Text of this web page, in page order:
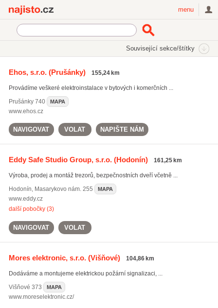
menu
Související sekce/štítky
bezpečnostní kamery(1337)
ochrana majetku (1126)
Ehos, s.r.o.(Prušánky) 155,24 km
Provádíme veškeré elektroinstalace v bytových i komerčních ...
Prušánky740 MAPA
www.ehos.cz
NAVIGOVAT VOLAT NAPIŠTE NÁM
Eddy Safe Studio Group, s.r.o.(Hodonín) 161,25 km
Výroba, prodej a montáž trezorů, bezpečnostních dveří včetně ...
Hodonín, Masarykovo nám. 255 MAPA
www.eddy.cz
další pobočky (3)
NAVIGOVAT VOLAT
Mores elektronic, s.r.o.(Višňové) 104,86 km
Dodáváme a montujeme elektrickou požární signalizaci, ...
Višňové 373 MAPA
www.moreselektronic.cz/